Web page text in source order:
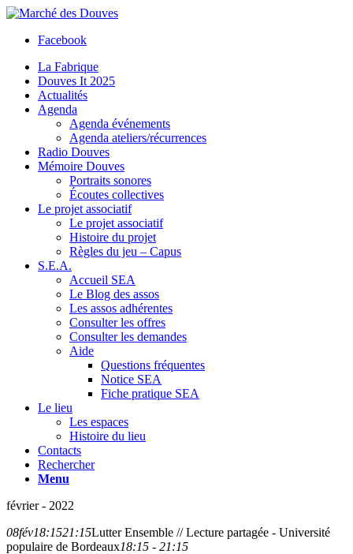
Facebook
La Fabrique
Douves It 2025
Actualités
Agenda
Agenda événements
Agenda ateliers/récurrences
Radio Douves
Mémoire Douves
Portraits sonores
Écoutes collectives
Le projet associatif
Le projet associatif
Histoire du projet
Règles du jeu – Capus
S.E.A.
Accueil SEA
Le Blog des assos
Les assos adhérentes
Consulter les offres
Consulter les demandes
Aide
Questions fréquentes
Notice SEA
Fiche pratique SEA
Le lieu
Les espaces
Histoire du lieu
Contacts
Rechercher
Menu
février - 2022
08fév18:1521:15Lutter Ensemble // Lecture partagée - Université
populaire de Bordeaux18:15 - 21:15